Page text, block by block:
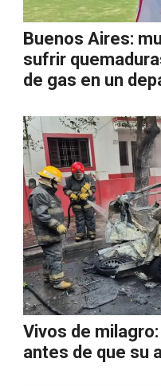
Buenos Aires:
sufrir
de gas en un
Vivos de
antes de que su